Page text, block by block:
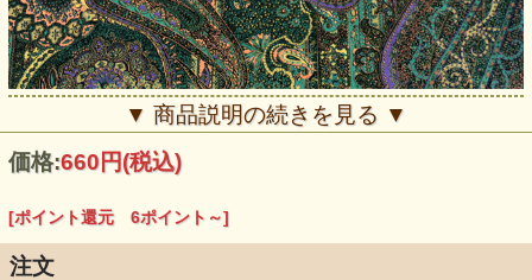
▼ 商品説明の続きを見る ▼
価格:660円(税込)
[ポイント還元 6ポイント～]
注文